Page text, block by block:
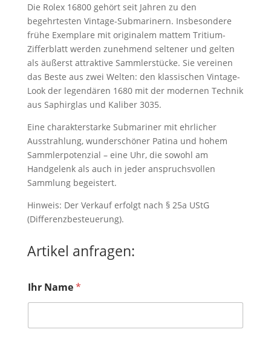
Die Rolex 16800 gehört seit Jahren zu den
begehrtesten Vintage-Submarinern. Insbesondere
frühe Exemplare mit originalem mattem Tritium-
Zifferblatt werden zunehmend seltener und gelten
als äußerst attraktive Sammlerstücke. Sie vereinen
das Beste aus zwei Welten: den klassischen Vintage-
Look der legendären 1680 mit der modernen Technik
aus Saphirglas und Kaliber 3035.
Eine charakterstarke Submariner mit ehrlicher
Ausstrahlung, wunderschöner Patina und hohem
Sammlerpotenzial – eine Uhr, die sowohl am
Handgelenk als auch in jeder anspruchsvollen
Sammlung begeistert.
Hinweis: Der Verkauf erfolgt nach § 25a UStG
(Differenzbesteuerung).
Artikel anfragen:
a
m
I
Ihr Name*